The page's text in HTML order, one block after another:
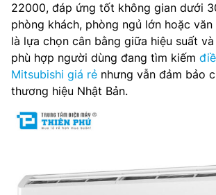
22000, đáp ứng tốt không gian dưới
phòng khách, phòng ngủ lớn hoặc
là lựa chọn cân bằng giữa hiệu suất
phù hợp người dùng đang tìm kiếm
Mitsubishi giá rẻ nhưng vẫn đảm bảo
thương hiệu Nhật Bản.